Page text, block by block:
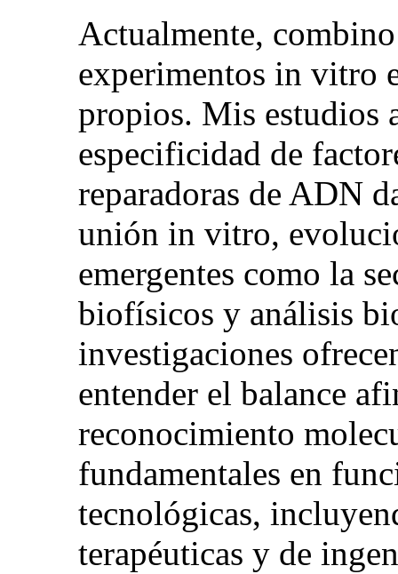
Actualmente,
experimentos in vitro
propios. Mis estudios
especificidad de
reparadoras de ADN
unión in vitro,
emergentes como la
biofísicos y análisis
investigaciones
entender el balance
reconocimiento
fundamentales en
tecnológicas,
terapéuticas y de